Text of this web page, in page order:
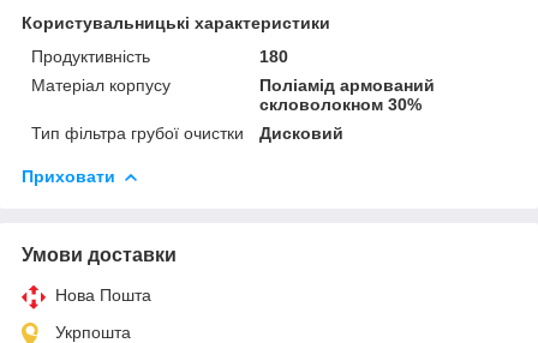
Користувальницькі характеристики
Продуктивність
180
Матеріал корпусу
Поліамід армований
скловолокном 30%
Тип фільтра грубої очистки
Дисковий
Приховати
Умови доставки
Нова Пошта
Укрпошта